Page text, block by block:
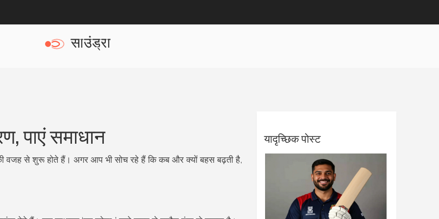
पाएं समाधान
से शुरू होते हैं। अगर आप भी सोच रहे हैं कि कब और क्यों बहस बढ़ती है,
यादृच्छिक पोस्ट